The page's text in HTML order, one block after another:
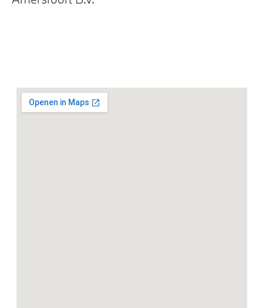
Extra getint glas in achterportierruiten en achterruit
Driving Assistant Professional
Draadloos oplaadstation